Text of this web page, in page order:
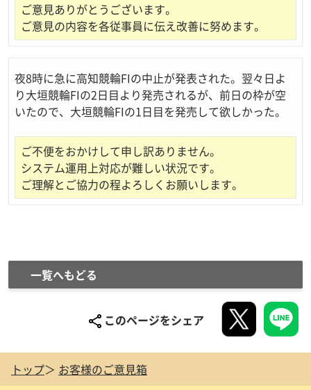
ご意見ありがとうございます。
ご意見の内容を各従事員に伝え改善に努めます。
夜8時に急に高知競輪FIの中止が発表された。翌々日よ
り大垣競輪FIの2日目より発売されるが、前日の枠が空
いたので、大垣競輪FIの1日目を発売して欲しかった。
ご不便をおかけして申し訳ありません。
システム運用上対応が難しい状況です。
ご理解とご協力の程よろしくお願いします。
一覧へもどる
このページをシェア
トップ お客様のご意見箱